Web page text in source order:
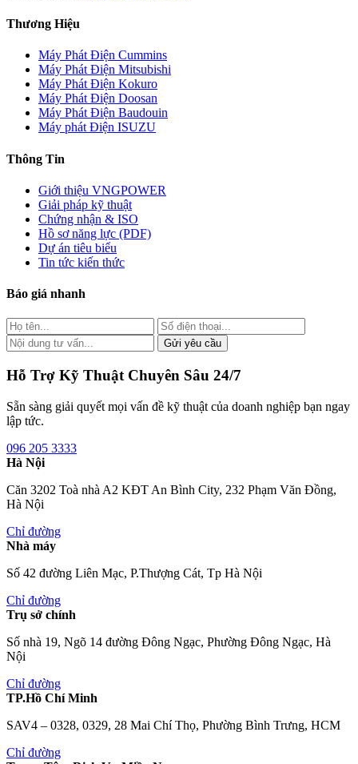
Thương Hiệu
Máy Phát Điện Cummins
Máy Phát Điện Mitsubishi
Máy Phát Điện Kokuro
Máy Phát Điện Doosan
Máy Phát Điện Baudouin
Máy phát Điện ISUZU
Thông Tin
Giới thiệu VNGPOWER
Giải pháp kỹ thuật
Chứng nhận & ISO
Hồ sơ năng lực (PDF)
Dự án tiêu biểu
Tin tức kiến thức
Báo giá nhanh
Gửi yêu cầu
Hỗ Trợ Kỹ Thuật Chuyên Sâu 24/7
Sẵn sàng giải quyết mọi vấn đề kỹ thuật của doanh nghiệp bạn ngay
lập tức.
096 205 3333
Hà Nội
Căn 3202 Toà nhà A2 KĐT An Bình City, 232 Phạm Văn Đồng,
Hà Nội
Chỉ đường
Nhà máy
Số 42 đường Liên Mạc, P.Thượng Cát, Tp Hà Nội
Chỉ đường
Trụ sở chính
Số nhà 19, Ngõ 14 đường Đông Ngạc, Phường Đông Ngạc, Hà
Nội
Chỉ đường
TP.Hồ Chí Minh
SAV4 – 0328, 0329, 28 Mai Chí Thọ, Phường Bình Trưng, HCM
Chỉ đường